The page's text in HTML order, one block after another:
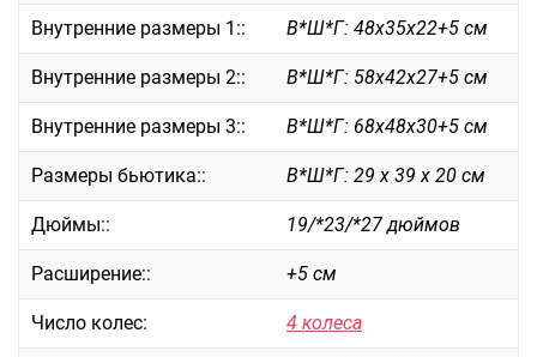
Пилоты на колесах
Рюкзаки детские для детских
чемоданов
Бьюти-кейсы
Саквояжи
Распродажа
Сумки деловые
Внутренние размеры 1:: В*Ш*Г: 48х35х22+5 см
Внутренние размеры 2:: В*Ш*Г: 58х42х27+5 см
Внутренние размеры 3:: В*Ш*Г: 68х48х30+5 см
Размеры бьютика:: В*Ш*Г: 29 х 39 х 20 см
Дюймы:: 19/*23/*27 дюймов
Расширение:: +5 см
Число колес: 4 колеса